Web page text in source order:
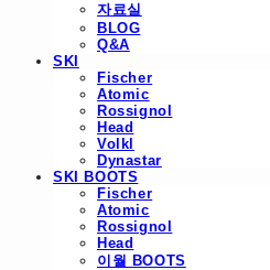
자료실
BLOG
Q&A
SKI
Fischer
Atomic
Rossignol
Head
Volkl
Dynastar
SKI BOOTS
Fischer
Atomic
Rossignol
Head
이월 BOOTS